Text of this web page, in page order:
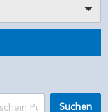
Suchen